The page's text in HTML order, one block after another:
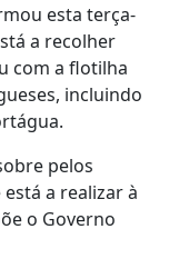
esta terça-
a recolher
com a flotilha
incluindo
pelos
a realizar à
o Governo